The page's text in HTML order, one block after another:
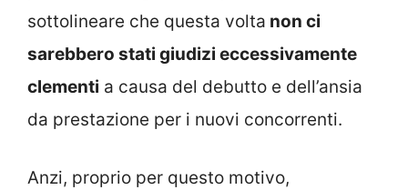
sottolineare che questa volta non ci
sarebbero stati giudizi eccessivamente
clementi a causa del debutto e dell’ansia
da prestazione per i nuovi concorrenti.
Anzi, proprio per questo motivo,